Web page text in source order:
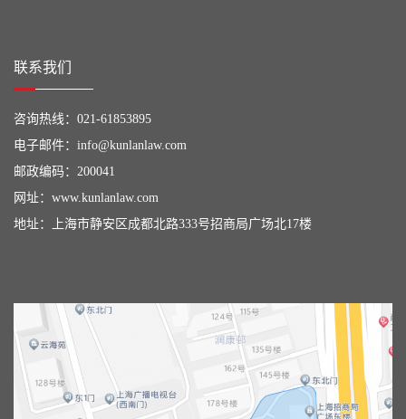
联系我们
咨询热线： 021-61853895
电子邮件： info@kunlanlaw.com
邮政编码：200041
网址： www.kunlanlaw.com
地址：上海市静安区成都北路333号招商局广场北17楼